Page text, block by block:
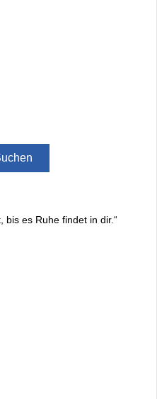
bis es Ruhe findet in dir.“